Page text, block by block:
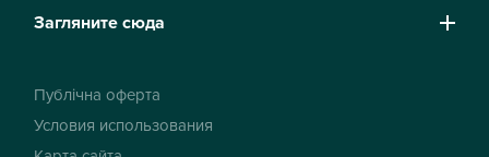
Загляните сюда
Публічна оферта
Условия использования